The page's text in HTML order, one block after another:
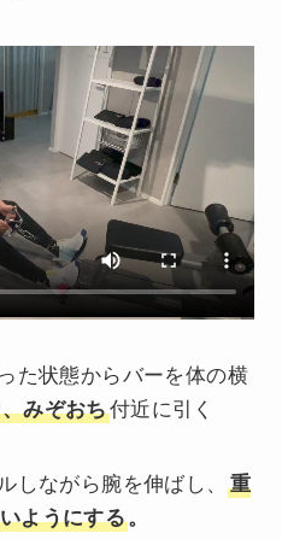
た状態からバーを体の横
みぞおち付近に引く
しながら腕を伸ばし、
重
ようにする。